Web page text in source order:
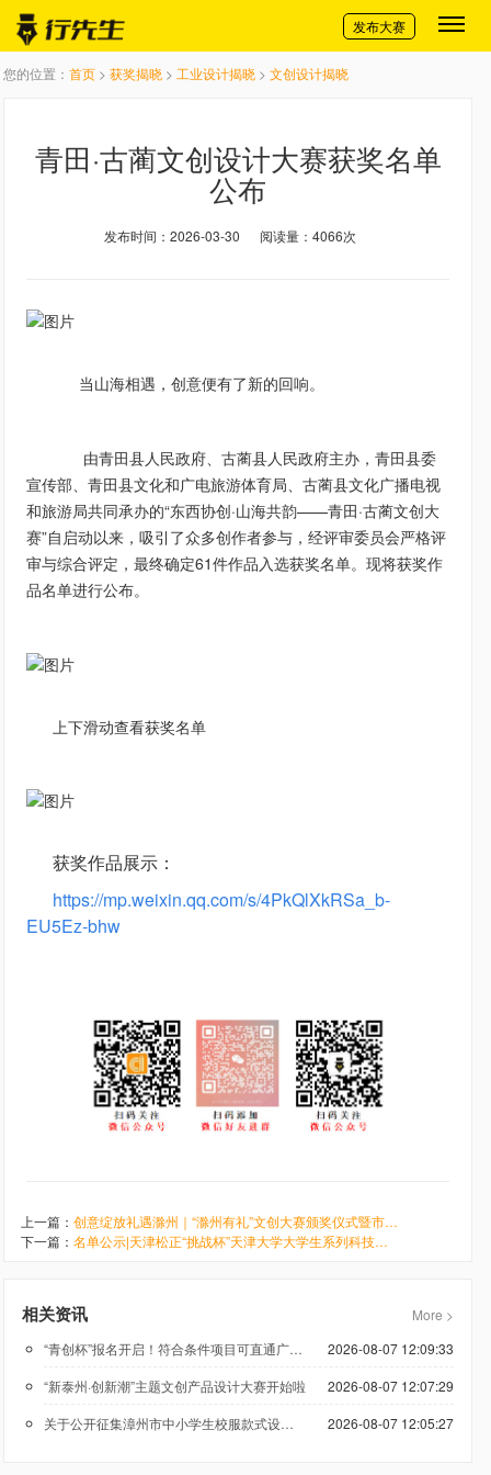
切换导航
发布大赛
您的位置： 首页 > 获奖揭晓 > 工业设计揭晓 > 文创设计揭晓
青田·古蔺文创设计大赛获奖名单
公布
发布时间：2026-03-30 阅读量：4066次
当山海相遇， 创意便有了新的回响。
由青田县人民政府、古蔺县人民政府主办，青田县委
宣传部、青田县文化和广电旅游体育局、古蔺县文化广播电视
和旅游局共同承办的“东西协创·山海共韵——青田·古蔺文创大
赛”自启动以来，吸引了众多创作者参与， 经评审委员会严格评
审与综合评定，最终确定61件作品入选获奖名单。现将获奖作
品名单进行公布。
上下滑动查看获奖名单
获奖作品展示：
https://mp.weixin.qq.com/s/4PkQlXkRSa_b-
EU5Ez-bhw
上一篇：
创意绽放礼遇滁州｜“滁州有礼”文创大赛颁奖仪式暨市场对接会圆满举行|春游江淮
下一篇：
名单公示|天津松正“挑战杯”天津大学大学生系列科技学术竞赛（2026）校级决赛入围名单
相关资讯
More >
“青创杯”报名开启！符合条件项目可直通广州科技创新创业大赛
2026-08-07 12:09:33
“新泰州·创新潮”主题文创产品设计大赛开始啦
2026-08-07 12:07:29
关于公开征集漳州市中小学生校服款式设计方案的公告
2026-08-07 12:05:27